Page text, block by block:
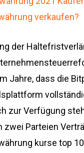
verkaufen?
der
Jahre, dass die
zur Verfügung
zwei Parteien
kurse top